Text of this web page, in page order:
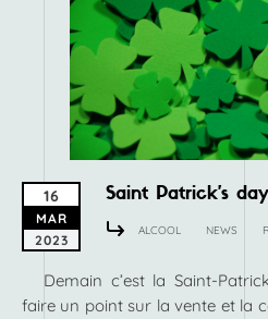
16
MAR
2023
Saint Patrick’s day
ALCOOL NEWS
Demain c’est la Saint-
faire un point sur la vente et la